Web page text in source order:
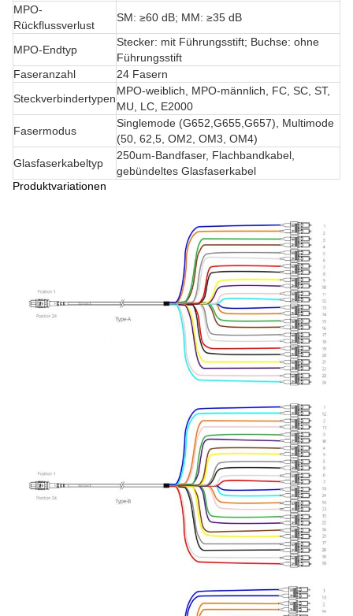
MPO-
Rückflussverlust
SM: ≥60 dB; MM: ≥35 dB
MPO-Endtyp
Stecker: mit Führungsstift; Buchse: ohne
Führungsstift
Faseranzahl
24 Fasern
Steckverbindertypen
MPO-weiblich, MPO-männlich, FC, SC, ST,
MU, LC, E2000
Fasermodus
Singlemode (G652,G655,G657), Multimode
(50, 62,5, OM2, OM3, OM4)
Glasfaserkabeltyp
250um-Bandfaser, Flachbandkabel,
gebündeltes Glasfaserkabel
Produktvariationen